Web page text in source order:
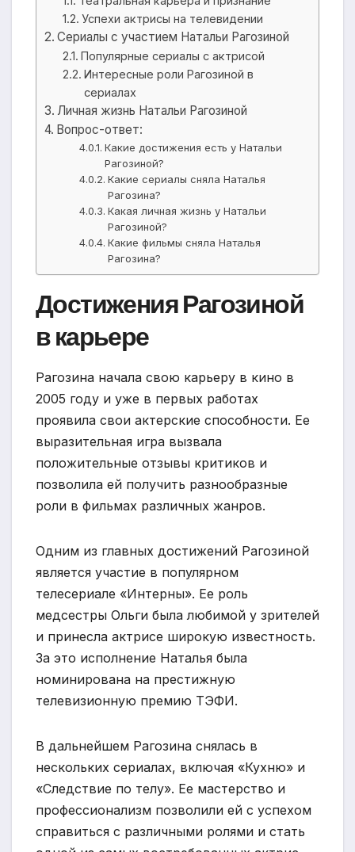
Успехи актрисы на телевидении
Сериалы с участием Натальи Рагозиной
Популярные сериалы с актрисой
Интересные роли Рагозиной в
сериалах
Личная жизнь Натальи Рагозиной
Вопрос-ответ:
Какие достижения есть у Натальи
Рагозиной?
Какие сериалы сняла Наталья
Рагозина?
Какая личная жизнь у Натальи
Рагозиной?
Какие фильмы сняла Наталья
Рагозина?
Достижения Рагозиной
в карьере
Рагозина начала свою карьеру в кино в
2005 году и уже в первых работах
проявила свои актерские способности. Ее
выразительная игра вызвала
положительные отзывы критиков и
позволила ей получить разнообразные
роли в фильмах различных жанров.
Одним из главных достижений Рагозиной
является участие в популярном
телесериале «Интерны». Ее роль
медсестры Ольги была любимой у зрителей
и принесла актрисе широкую известность.
За это исполнение Наталья была
номинирована на престижную
телевизионную премию ТЭФИ.
В дальнейшем Рагозина снялась в
нескольких сериалах, включая «Кухню» и
«Следствие по телу». Ее мастерство и
профессионализм позволили ей с успехом
справиться с различными ролями и стать